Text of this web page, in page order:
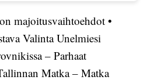
majoitusvaihtoehdot•
Valinta Unelmiesi
– Parhaat
Matka – Matka